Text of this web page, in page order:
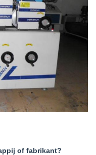
of fabrikant?